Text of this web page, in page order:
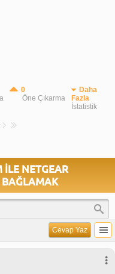
0
Öne Çıkarma
Daha
Fazla
İstatistik
NETGEAR
BAĞLAMAK
Cevap Yaz